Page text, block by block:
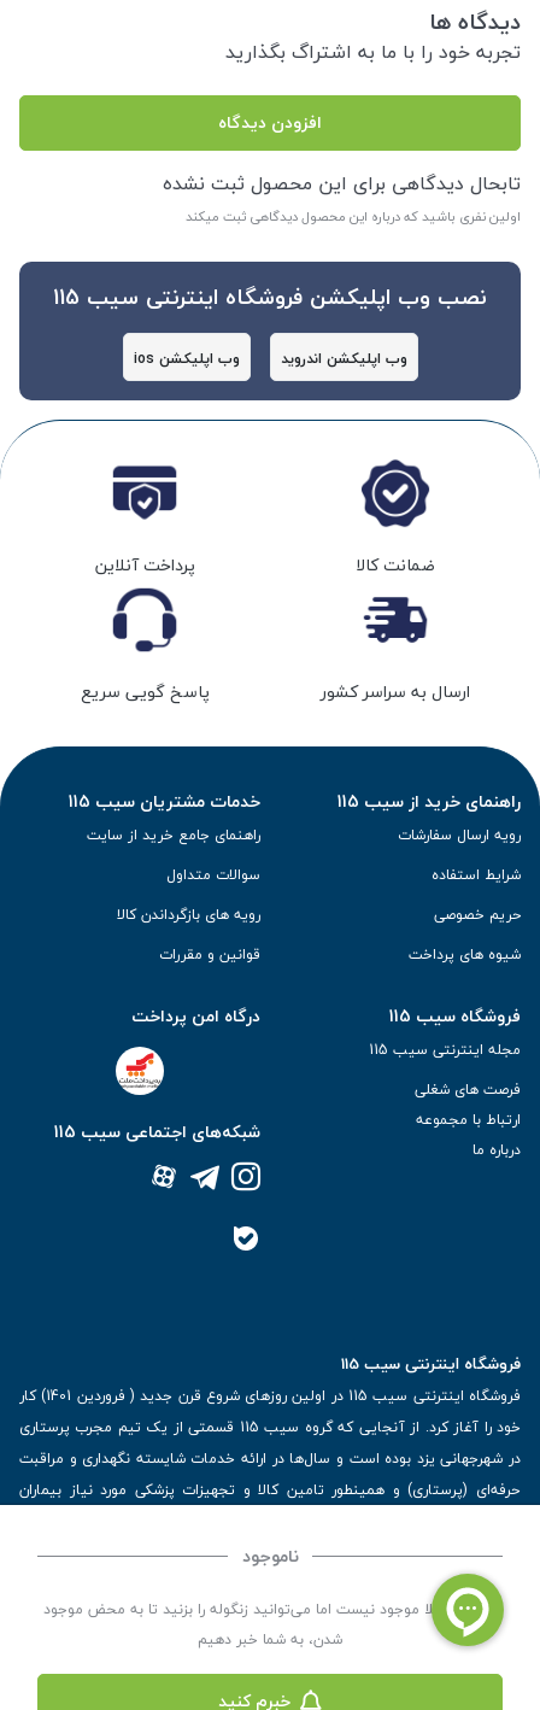
دیدگاه ها
تجربه خود را با ما به اشتراگ بگذارید
افزودن دیدگاه
تابحال دیدگاهی برای این محصول ثبت نشده
اولین نفری باشید که درباره این محصول دیدگاهی ثبت میکند
ناموجود
این کالا فعلا موجود نیست اما می‌توانید زنگوله را بزنید تا به محض موجود
شدن، به شما خبر دهیم
خبرم کنید
نصب وب اپلیکشن فروشگاه اینترنتی سیب 115
وب اپلیکشن اندروید وب اپلیکشن ios
ضمانت کالا پرداخت آنلاین
ارسال به سراسر کشور پاسخ گویی سریع
راهنمای خرید از سیب 115
رویه ارسال سفارشات
شرایط استفاده
حریم خصوصی
شیوه های پرداخت
خدمات مشتریان سیب 115
راهنمای جامع خرید از سایت
سوالات متداول
رویه های بازگرداندن کالا
قوانین و مقررات
فروشگاه سیب 115
مجله اینترنتی سیب 115
فرصت های شغلی
ارتباط با مجموعه
درباره ما
درگاه امن پرداخت
شبکه‌های اجتماعی سیب 115
فروشگاه اینترنتی سیب 115
فروشگاه اینترنتی سیب 115 در اولین روزهای شروع قرن جدید ( فروردین 1401) کار
خود را آغاز کرد. از آنجایی که گروه سیب 115 قسمتی از یک تیم مجرب پرستاری
در شهرجهانی یزد بوده است و سال‌ها در ارائه خدمات شایسته نگهداری و مراقبت
حرفه‌ای (پرستاری) و همینطور تامین کالا و تجهیزات پزشکی مورد نیاز بیماران
برترین برندهای موجود در بازار اطلاعات بسیار ارزشمندی را دارا می‌باشد
| تلفن تماس : 36333383-035 | ایمیل: Info@Sib115.com
مشاهده بیشتر